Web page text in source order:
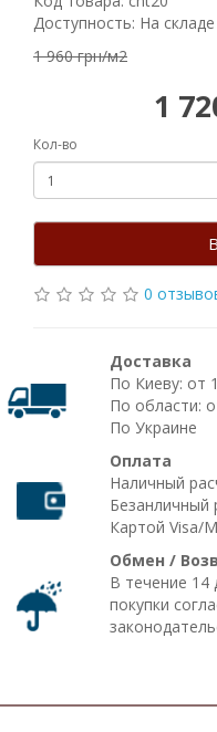
Доступность: На складе
1 960 грн/м2
1
Кол-во
0
Доставка
По Киеву: от
По области:
По Украине
Оплата
Наличный
Безанличный
Картой Visa/
Обмен /
В течение 14
покупки